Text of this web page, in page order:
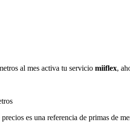
al mes activa tu servicio miiflex,
es una referencia de primas de